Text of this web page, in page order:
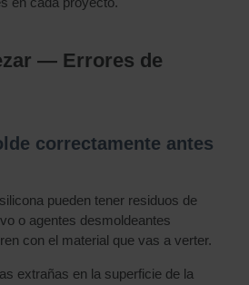
— Errores de
correctamente antes
pueden tener residuos de
o agentes desmoldeantes
con el material que vas a verter.
extrañas en la superficie de la